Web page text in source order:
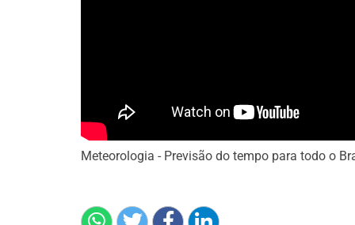
Meteorologia - Previsão do tempo para todo o